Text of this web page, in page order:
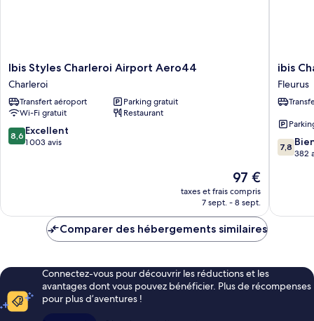
Ibis
Styles
Charleroi
Airport
Aero44
Charleroi
Ibis Styles Charleroi Airport Aero44
Charleroi
Transfert aéroport
Parking gratuit
Wi-Fi gratuit
Restaurant
8.6
sur
8,6 Excellent
1 003 avis
Le
nouveau
prix
de
97 €
taxes et frais compris
7 sept. - 8 sept.
ibis
Airport
Brussels
Fleurus
ibis
Fleurus
7.8
sur
7,8
382
Comparer des hébergements similaires
Connectez-vous pour découvrir les réductions et les
avantages dont vous pouvez bénéficier. Plus de récompenses
pour plus d’aventures !